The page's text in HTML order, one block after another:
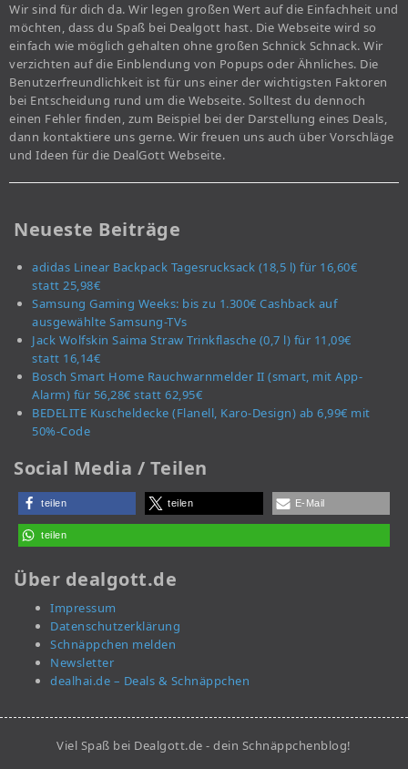
Wir sind für dich da. Wir legen großen Wert auf die Einfachheit und
möchten, dass du Spaß bei Dealgott hast. Die Webseite wird so
einfach wie möglich gehalten ohne großen Schnick Schnack. Wir
verzichten auf die Einblendung von Popups oder Ähnliches. Die
Benutzerfreundlichkeit ist für uns einer der wichtigsten Faktoren
bei Entscheidung rund um die Webseite. Solltest du dennoch
einen Fehler finden, zum Beispiel bei der Darstellung eines Deals,
dann kontaktiere uns gerne. Wir freuen uns auch über Vorschläge
und Ideen für die DealGott Webseite.
Neueste Beiträge
adidas Linear Backpack Tagesrucksack (18,5 l) für 16,60€
statt 25,98€
Samsung Gaming Weeks: bis zu 1.300€ Cashback auf
ausgewählte Samsung-TVs
Jack Wolfskin Saima Straw Trinkflasche (0,7 l) für 11,09€
statt 16,14€
Bosch Smart Home Rauchwarnmelder II (smart, mit App-
Alarm) für 56,28€ statt 62,95€
BEDELITE Kuscheldecke (Flanell, Karo-Design) ab 6,99€ mit
50%-Code
Social Media / Teilen
teilen teilen E-Mail
teilen
Über dealgott.de
Impressum
Datenschutzerklärung
Schnäppchen melden
Newsletter
dealhai.de – Deals & Schnäppchen
Viel Spaß bei Dealgott.de - dein Schnäppchenblog!